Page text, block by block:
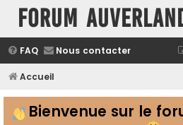
Forum
FAQ Nous contacter
Accueil
Bienvenue sur le